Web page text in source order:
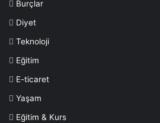
Burçlar
Diyet
Teknoloji
Eğitim
E-ticaret
Yaşam
Eğitim & Kurs